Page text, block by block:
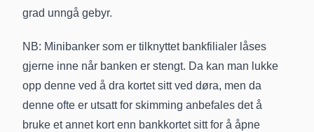
grad unngå gebyr.
NB: Minibanker som er tilknyttet bankfilialer låses
gjerne inne når banken er stengt. Da kan man lukke
opp denne ved å dra kortet sitt ved døra, men da
denne ofte er utsatt for skimming anbefales det å
bruke et annet kort enn bankkortet sitt for å åpne